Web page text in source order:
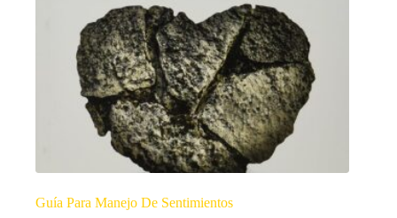
Guía Para Manejo De Sentimientos